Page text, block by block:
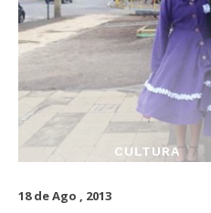
CULTURA
18 de Ago , 2013